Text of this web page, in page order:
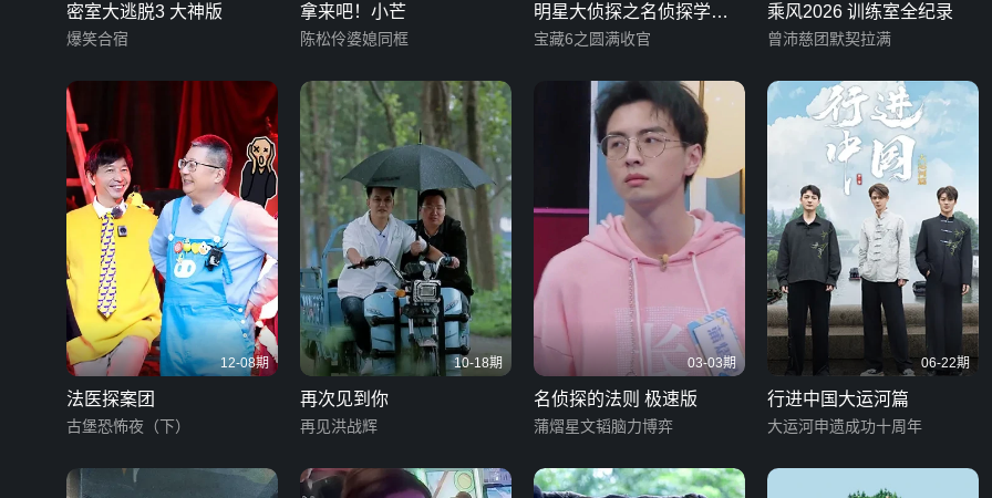
密室大逃脱3 大神版
爆笑合宿
拿来吧！小芒
陈松伶婆媳同框
明星大侦探之名侦探学院
第四季
宝藏6之圆满收官
乘风2026 训练室全纪录
曾沛慈团默契拉满
12-08期
法医探案团
古堡恐怖夜（下）
10-18期
再次见到你
再见洪战辉
03-03期
名侦探的法则 极速版
蒲熠星文韬脑力博弈
06-22期
行进中国大运河篇
大运河申遗成功十周年